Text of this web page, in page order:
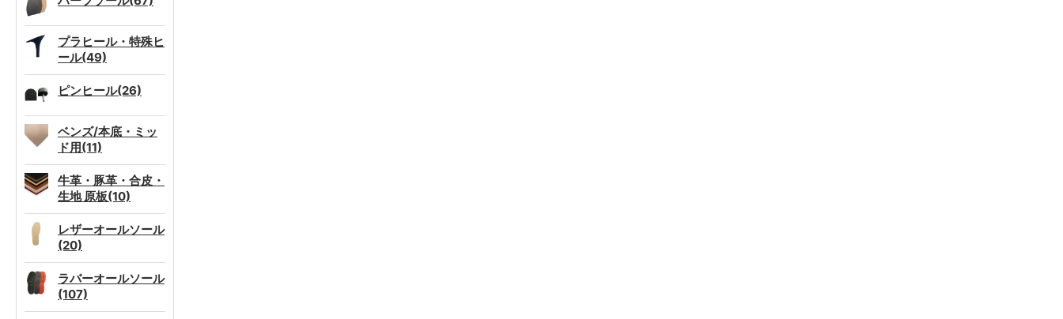
プラヒール・特殊ヒ
ール(49)
ピンヒール(26)
ベンズ/本底・ミッ
ド用(11)
牛革・豚革・合皮・
生地 原板(10)
レザーオールソール
(20)
ラバーオールソール
(107)